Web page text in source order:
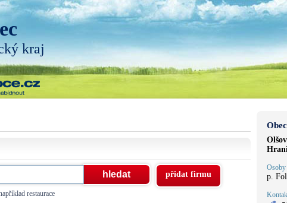
kraj
restaurace
přidat firmu
Osoby
p.